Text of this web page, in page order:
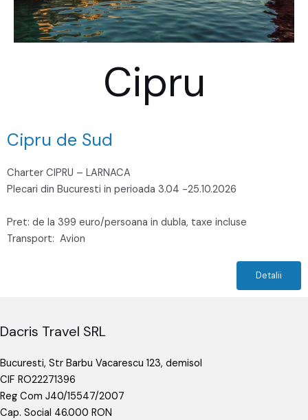
Cipru
Cipru de Sud
Charter CIPRU – LARNACA
Plecari din Bucuresti in perioada 3.04 -25.10.2026
Pret: de la 399 euro/persoana in dubla, taxe incluse
Transport: Avion
Detalii
Dacris Travel SRL
Bucuresti, Str Barbu Vacarescu 123, demisol
CIF RO22271396
Reg Com J40/15547/2007
Cap. Social 46.000 RON